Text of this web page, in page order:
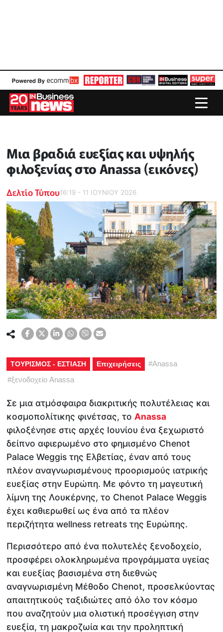
Μια βραδιά ευεξίας και υψηλής
φιλοξενίας στο Anassa (εικόνες)
Δελτίο Τύπου16:19 - 11 ΙΟΥΝΙΟΥ 2026
ΤΟΥΡΙΣΜΟΣ - ΕΣΤΙΑΣΗ Επιχειρήσεις #Anassa
#ξενοδοχείο Anassa
Σε μια ατμόσφαιρα διακριτικής πολυτέλειας και
κοσμοπολίτικης φινέτσας, το Anassa
φιλοξένησε στις αρχές Ιουνίου ένα ξεχωριστό
δείπνο αφιερωμένο στο φημισμένο Chenot
Palace Weggis της Ελβετίας, έναν από τους
πλέον αναγνωρισμένους προορισμούς ιατρικής
ευεξίας στην Ευρώπη. Με φόντο τη μαγευτική
λίμνη της Λουκέρνης, το Chenot Palace Weggis
έχει καθιερωθεί ως ένα από τα πλέον
περιζήτητα wellness retreats της Ευρώπης.
Περισσότερο από ένα πολυτελές ξενοδοχείο,
προσφέρει ολοκληρωμένα προγράμματα υγείας
και ευεξίας βασισμένα στη διεθνώς
αναγνωρισμένη Μέθοδο Chenot, προσελκύοντας
απαιτητικούς ταξιδιώτες από όλο τον κόσμο
που αναζητούν μια ολιστική προσέγγιση στην
ευεξία, τη μακροζωία και την προληπτική